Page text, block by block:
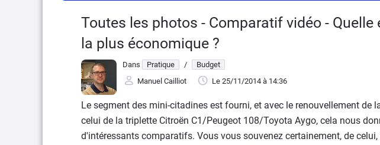
Toutes les photos - Comparatif vidéo -
la plus économique ?
Dans Pratique /
Budget
Manuel Cailliot
Le 25/11/2014 à 14:36
Le segment des mini-citadines est fourni, et avec le renouvellement de
celui de la triplette Citroën C1/Peugeot 108/Toyota Aygo, cela nous
d'intéressants comparatifs. Vous vous souvenez certainement, de